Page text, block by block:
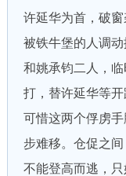
许延华为首，破
被铁牛堡的人调
和姚承钧二人，
打，替许延华等开
可惜这两个俘虏
步难移。仓促之
不能登高而逃，